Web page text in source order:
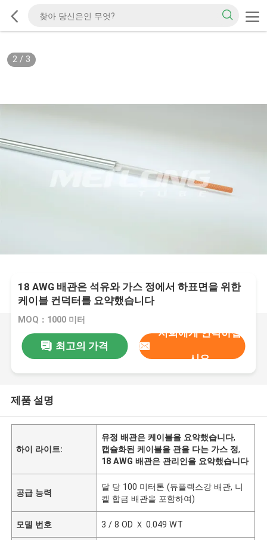
2/ 3
18 AWG 배관은 석유와 가스 정에서 하표면을 위한
케이블 컨덕터를 요약했습니다
MOQ：1000 미터
최고의 가격
저희에게 연락하십
시오
제품 설명
하이 라이트:
유정 배관은 케이블을 요약했습니다,
캡슐화된 케이블을 관을 다는 가스 정,
18 AWG 배관은 관리인을 요약했습니다
공급 능력
달 당 100 미터톤 (듀플렉스강 배관, 니
켈 합금 배관을 포함하여)
모델 번호 3 / 8 OD Ｘ 0.049 WT